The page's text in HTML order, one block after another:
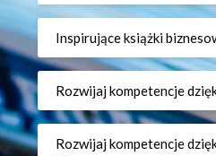
Inspirujące książki
Rozwijaj kompetencje
Rozwijaj kompetencje